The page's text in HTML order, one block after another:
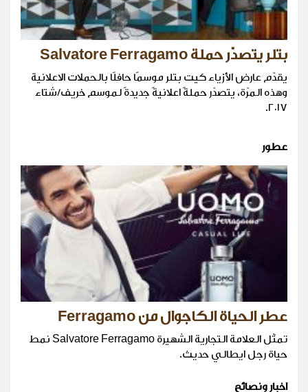
بتلر يتصدّر حملة Salvatore Ferragamo
يقدّم عارض الأزياء كيت بتلر موسمًا حافلًا بالحملات الاعلانية
وهذه المرّة، يتصدّر حملةً اعلانيةً جديدةً لموسم خريف/شتاء
٢٠١٧.
عطور
عطر الحياة الكاجوال من Ferragamo
تمثّل العلامة التجارية الشهيرة Salvatore Ferragamo نمط
حياة رجل ايطالي حديث.
اخبار ونصائح